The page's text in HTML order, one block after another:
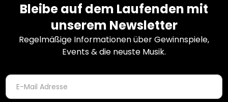
Bleibe auf dem Laufenden mit
unserem Newsletter
Regelmäßige Informationen über Gewinnspiele,
Events & die neuste Musik.